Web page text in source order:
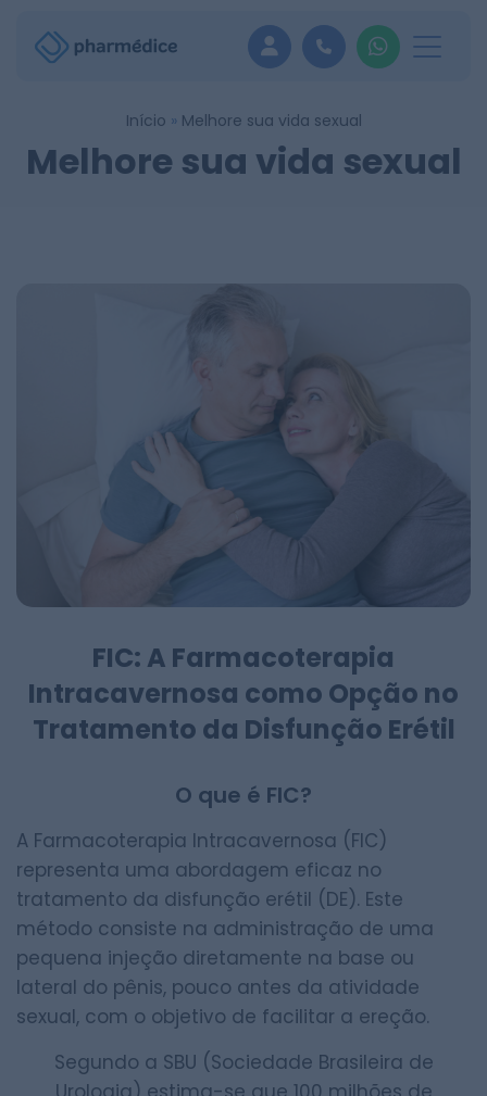
Início » Melhore sua vida sexual
Melhore sua vida sexual
FIC: A Farmacoterapia
Intracavernosa como Opção no
Tratamento da Disfunção Erétil
O que é FIC?
A Farmacoterapia Intracavernosa (FIC)
representa uma abordagem eficaz no
tratamento da disfunção erétil (DE). Este
método consiste na administração de uma
pequena injeção diretamente na base ou
lateral do pênis, pouco antes da atividade
sexual, com o objetivo de facilitar a ereção.
Segundo a SBU (Sociedade Brasileira de